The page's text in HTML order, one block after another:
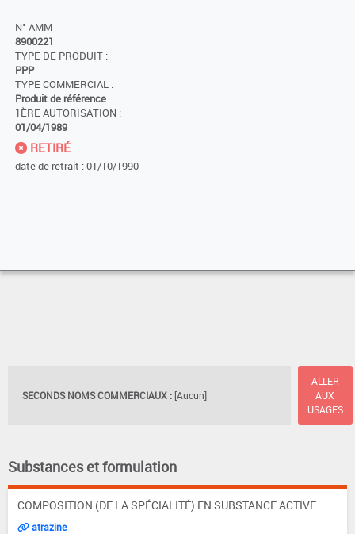
N° AMM
8900221
TYPE DE PRODUIT :
PPP
TYPE COMMERCIAL :
Produit de référence
1ÈRE AUTORISATION :
01/04/1989
RETIRÉ
date de retrait : 01/10/1990
SECONDS NOMS COMMERCIAUX : [Aucun]
ALLER
AUX
USAGES
Substances et formulation
COMPOSITION (DE LA SPÉCIALITÉ) EN SUBSTANCE ACTIVE
atrazine